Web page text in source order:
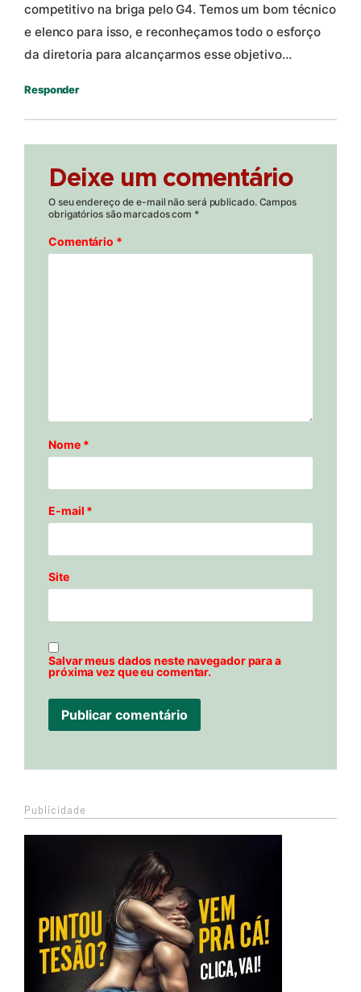
competitivo na briga pelo G4. Temos um bom técnico
e elenco para isso, e reconheçamos todo o esforço
da diretoria para alcançarmos esse objetivo…
Responder
Deixe um comentário
O seu endereço de e-mail não será publicado. Campos
obrigatórios são marcados com *
Comentário *
Nome *
E-mail *
Site
Salvar meus dados neste navegador para a
próxima vez que eu comentar.
Publicidade